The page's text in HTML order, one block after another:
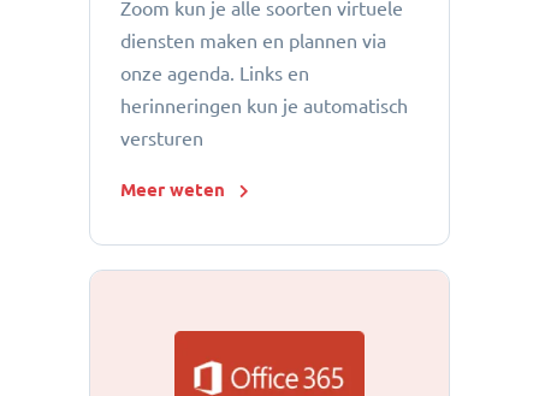
Zoom kun je alle soorten virtuele
diensten maken en plannen via
onze agenda. Links en
herinneringen kun je automatisch
versturen
Meer weten